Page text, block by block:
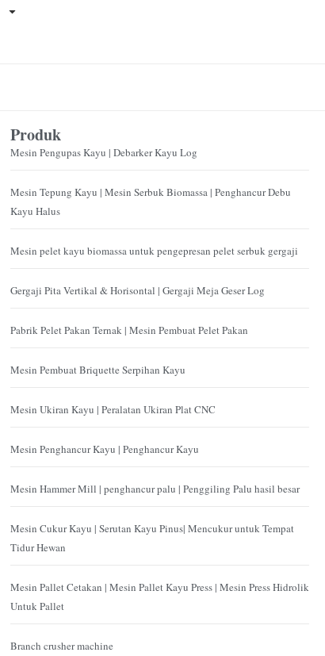
Produk
Mesin Pengupas Kayu | Debarker Kayu Log
Mesin Tepung Kayu | Mesin Serbuk Biomassa | Penghancur Debu
Kayu Halus
Mesin pelet kayu biomassa untuk pengepresan pelet serbuk gergaji
Gergaji Pita Vertikal & Horisontal | Gergaji Meja Geser Log
Pabrik Pelet Pakan Ternak | Mesin Pembuat Pelet Pakan
Mesin Pembuat Briquette Serpihan Kayu
Mesin Ukiran Kayu | Peralatan Ukiran Plat CNC
Mesin Penghancur Kayu | Penghancur Kayu
Mesin Hammer Mill | penghancur palu | Penggiling Palu hasil besar
Mesin Cukur Kayu | Serutan Kayu Pinus| Mencukur untuk Tempat
Tidur Hewan
Mesin Pallet Cetakan | Mesin Pallet Kayu Press | Mesin Press Hidrolik
Untuk Pallet
Branch crusher machine